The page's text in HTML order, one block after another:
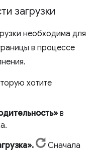
загрузки
необходима для
в процессе
хотите
в
Сначала